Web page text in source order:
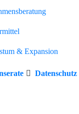
& Expansion
Datenschutz